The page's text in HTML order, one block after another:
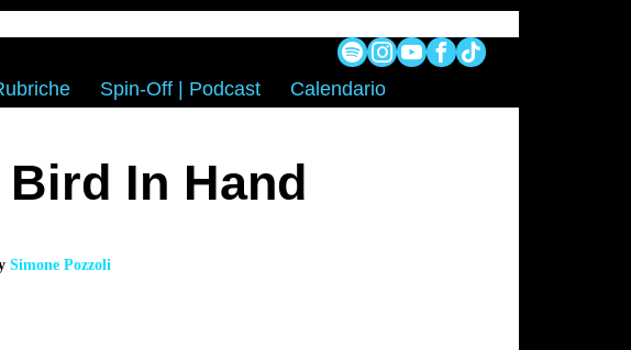
Spin-Off | Podcast Calendario
Bird In Hand
Simone Pozzoli